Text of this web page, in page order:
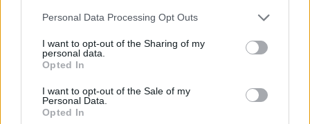
Please note that this website/app uses one or more Google
not limited to your visit or usage behaviour. You may click to
grant or deny consent to Google and its third-party tags to
use your data for below specified purposes in below Google
consent section.
Personal Data Processing Opt Outs
I want to opt-out of the Sharing of my
personal data.
Opted In
I want to opt-out of the Sale of my
Personal Data.
Opted In